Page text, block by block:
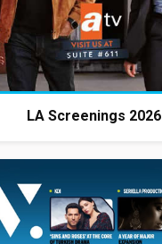
LA Screenings 2026